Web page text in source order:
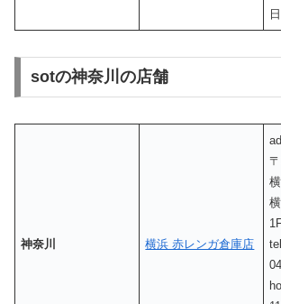
sotの神奈川の店舗
神奈川 横浜 赤レンガ倉庫店
tel